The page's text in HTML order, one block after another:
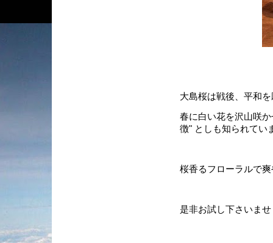
大島桜は戦後、平和
春に白い花を沢山咲
徴" としも知られてい
桜香るフローラルで
是非お試し下さいませ